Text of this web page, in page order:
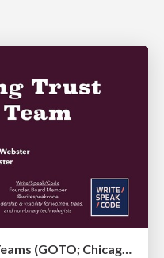
Refactoring Trust on Your Teams (GOTO; Chicago 2020)